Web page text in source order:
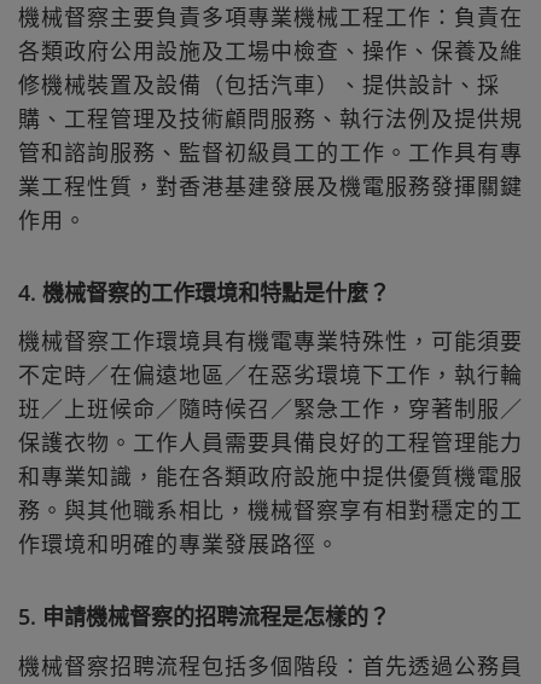
機械督察主要負責多項專業機械工程工作：負責在
各類政府公用設施及工場中檢查、操作、保養及維
修機械裝置及設備（包括汽車）、提供設計、採
購、工程管理及技術顧問服務、執行法例及提供規
管和諮詢服務、監督初級員工的工作。工作具有專
業工程性質，對香港基建發展及機電服務發揮關鍵
作用。
4. 機械督察的工作環境和特點是什麼？
機械督察工作環境具有機電專業特殊性，可能須要
不定時／在偏遠地區／在惡劣環境下工作，執行輪
班／上班候命／隨時候召／緊急工作，穿著制服／
保護衣物。工作人員需要具備良好的工程管理能力
和專業知識，能在各類政府設施中提供優質機電服
務。與其他職系相比，機械督察享有相對穩定的工
作環境和明確的專業發展路徑。
5. 申請機械督察的招聘流程是怎樣的？
機械督察招聘流程包括多個階段：首先透過公務員